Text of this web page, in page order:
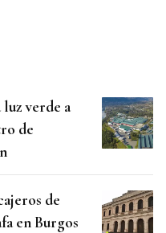
verde a
de
de
en Burgos